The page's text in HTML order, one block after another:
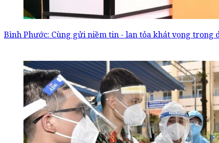
Bình Phước: Cùng gửi niềm tin - lan tỏa khát vọng trong